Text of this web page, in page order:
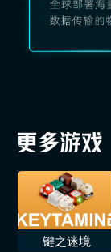
键之迷境